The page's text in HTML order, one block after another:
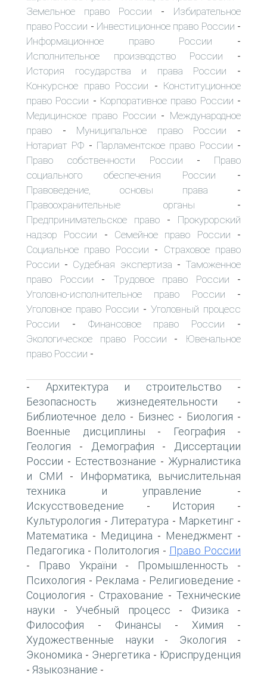
Земельное право России - Избирательное
право России - Инвестиционное право России -
Информационное право России -
Исполнительное производство России -
История государства и права России -
Конкурсное право России - Конституционное
право России - Корпоративное право России -
Медицинское право России - Международное
право - Муниципальное право России -
Нотариат РФ - Парламентское право России -
Право собственности России - Право
социального обеспечения России -
Правоведение, основы права -
Правоохранительные органы -
Предпринимательское право - Прокурорский
надзор России - Семейное право России -
Социальное право России - Страховое право
России - Судебная экспертиза - Таможенное
право России - Трудовое право России -
Уголовно-исполнительное право России -
Уголовное право России - Уголовный процесс
России - Финансовое право России -
Экологическое право России -
Ювенальное
право России -
- Архитектура и строительство -
Безопасность жизнедеятельности -
Библиотечное дело - Бизнес - Биология -
Военные дисциплины - География -
Геология - Демография -
Диссертации
России - Естествознание - Журналистика
и СМИ -
Информатика, вычислительная
техника и управление -
Искусствоведение - История -
Культурология - Литература - Маркетинг -
Математика - Медицина - Менеджмент -
Педагогика - Политология - Право России
- Право України - Промышленность -
Психология - Реклама - Религиоведение -
Социология - Страхование - Технические
науки - Учебный процесс - Физика -
Философия - Финансы - Химия -
Художественные науки - Экология -
Экономика - Энергетика - Юриспруденция
- Языкознание -